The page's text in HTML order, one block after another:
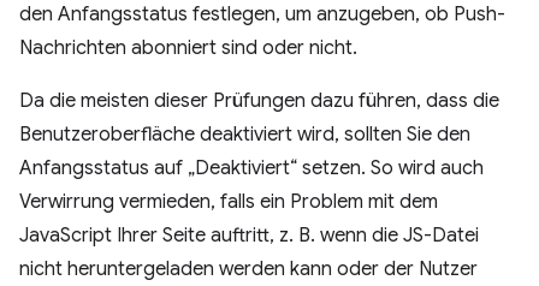
den Anfangsstatus festlegen, um anzugeben, ob Push-
Nachrichten abonniert sind oder nicht.
Da die meisten dieser Prüfungen dazu führen, dass die
Benutzeroberfläche deaktiviert wird, sollten Sie den
Anfangsstatus auf „Deaktiviert“ setzen. So wird auch
Verwirrung vermieden, falls ein Problem mit dem
JavaScript Ihrer Seite auftritt, z. B. wenn die JS-Datei
nicht heruntergeladen werden kann oder der Nutzer